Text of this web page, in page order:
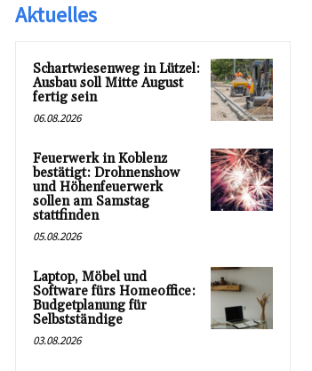
Aktuelles
Schartwiesenweg in Lützel:
Ausbau soll Mitte August
fertig sein
06.08.2026
Feuerwerk in Koblenz
bestätigt: Drohnenshow
und Höhenfeuerwerk
sollen am Samstag
stattfinden
05.08.2026
Laptop, Möbel und
Software fürs Homeoffice:
Budgetplanung für
Selbstständige
03.08.2026